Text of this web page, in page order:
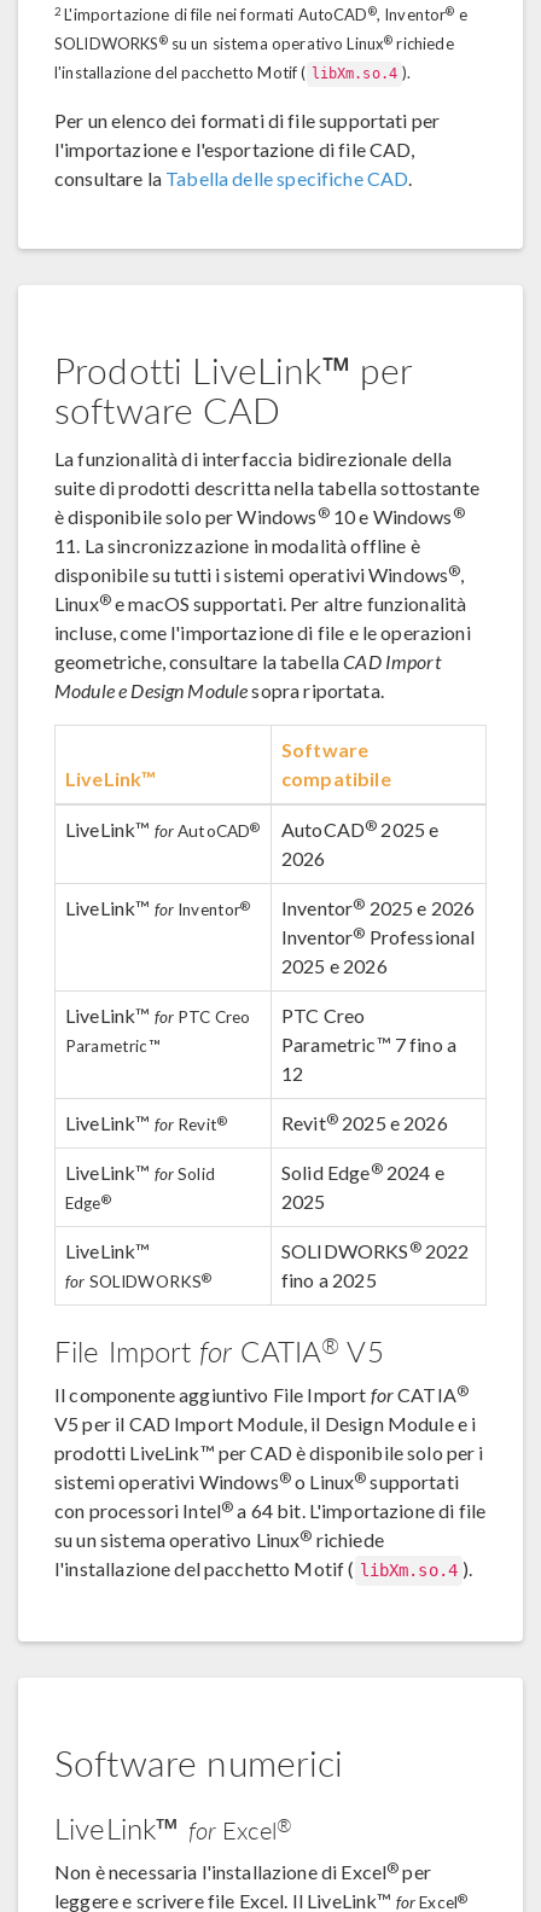
2L'importazione di file nei formati AutoCAD®, Inventor® e
SOLIDWORKS®su un sistema operativo Linux® richiede
l'installazione del pacchetto Motif ( libXm.so.4 ).
Per un elenco dei formati di file supportati per
l'importazione e l'esportazione di file CAD,
consultare la Tabella delle specifiche CAD.
Prodotti LiveLink™ per
software CAD
La funzionalità di interfaccia bidirezionale della
suite di prodotti descritta nella tabella sottostante
è disponibile solo per Windows ®10 e Windows ®
11. La sincronizzazione in modalità offline è
disponibile su tutti i sistemi operativi Windows®,
Linux®e macOS supportati. Per altre funzionalità
incluse, come l'importazione di file e le operazioni
geometriche, consultare la tabellaCAD Import
Module e Design Modulesopra riportata.
LiveLink™
Software
compatibile
LiveLink™ forAutoCAD® AutoCAD® 2025 e
2026
LiveLink™ forInventor® Inventor® 2025 e 2026
Inventor® Professional
2025 e 2026
LiveLink™ forPTC Creo
Parametric™
PTC Creo
Parametric™ 7 fino a
12
LiveLink™ forRevit® Revit®2025 e 2026
LiveLink™ forSolid
Edge®
Solid Edge®2024 e
2025
LiveLink™
for SOLIDWORKS®
SOLIDWORKS ®2022
fino a 2025
File Import for CATIA® V5
Il componente aggiuntivo File Import forCATIA®
V5 per il CAD Import Module, il Design Module e i
prodotti LiveLink™ per CAD è disponibile solo per i
sistemi operativi Windows®o Linux® supportati
con processori Intel® a 64 bit. L'importazione di file
su un sistema operativo Linux® richiede
l'installazione del pacchetto Motif ( libXm.so.4 ).
Software numerici
LiveLink™ forExcel®
Non è necessaria l'installazione di Excel® per
leggere e scrivere file Excel. Il LiveLink™ forExcel®